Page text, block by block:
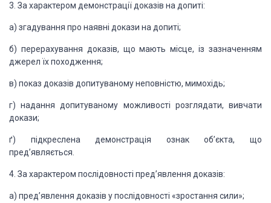
3. За характером демонстрації доказів на допиті:
а) згадування про наявні докази на допиті;
б) перерахування доказів, що мають місце, із зазначенням
джерел їх походження;
в) показ доказів допитуваномунеповністю, мимохідь;
г) надання допитуваному можливості розглядати, вивчати
докази;
ґ) підкреслена демонстрація ознак об’єкта, що
пред’являється.
4. За характером послідовності пред’явлення доказів:
а) пред’явлення доказів упослідовності «зростання сили»;